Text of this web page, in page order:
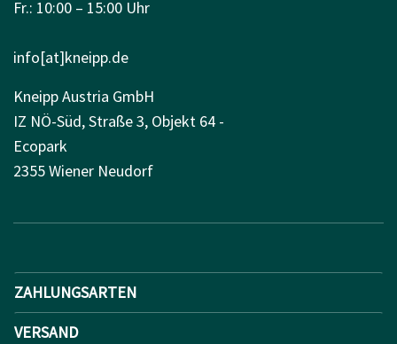
Fr.: 10:00 – 15:00 Uhr
info[at]kneipp.de
Kneipp Austria GmbH
IZ NÖ-Süd, Straße 3, Objekt 64 -
Ecopark
2355 Wiener Neudorf
ZAHLUNGSARTEN
VERSAND